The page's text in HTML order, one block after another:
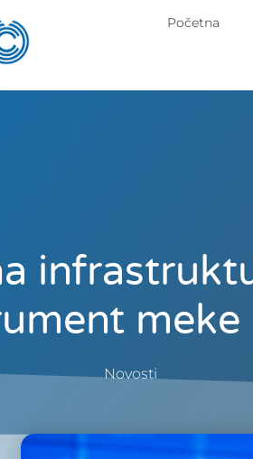
Početna
meke
Novosti